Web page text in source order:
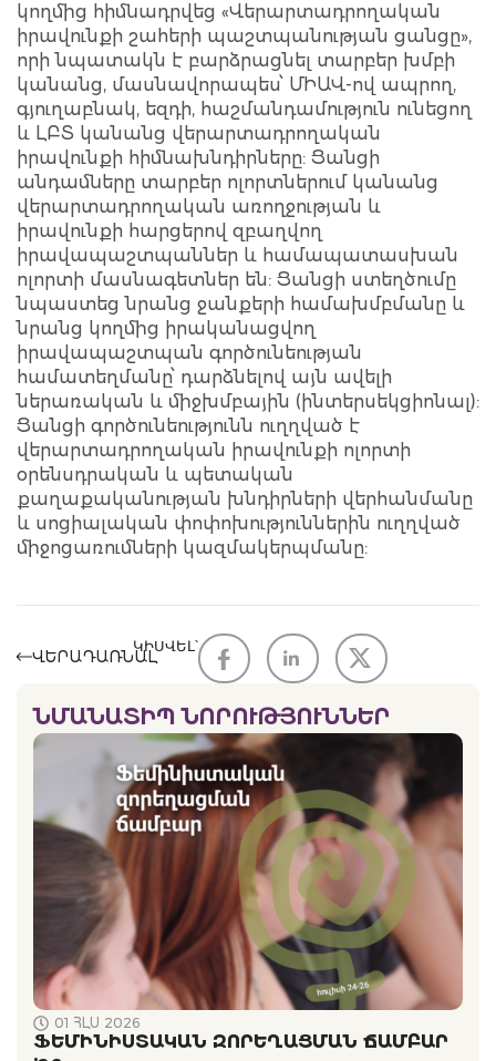
կողմից հիմնադրվեց «Վերարտադրողական
իրավունքի շահերի պաշտպանության ցանցը»,
որի նպատակն է բարձրացնել տարբեր խմբի
կանանց, մասնավորապես՝ ՄԻԱՎ-ով ապրող,
գյուղաբնակ, եզդի, հաշմանդամություն ունեցող
և ԼԲՏ կանանց վերարտադրողական
իրավունքի հիմնախնդիրները: Ցանցի
անդամները տարբեր ոլորտներում կանանց
վերարտադրողական առողջության և
իրավունքի հարցերով զբաղվող
իրավապաշտպաններ և համապատասխան
ոլորտի մասնագետներ են: Ցանցի ստեղծումը
նպաստեց նրանց ջանքերի համախմբմանը և
նրանց կողմից իրականացվող
իրավապաշտպան գործունեության
համատեղմանը՝ դարձնելով այն ավելի
ներառական և միջխմբային (ինտերսեկցիոնալ):
Ցանցի գործունեությունն ուղղված է
վերարտադրողական իրավունքի ոլորտի
օրենսդրական և պետական
քաղաքականության խնդիրների վերհանմանը
և սոցիալական փոփոխություններին ուղղված
միջոցառումների կազմակերպմանը:
ՎԵՐԱԴԱՌՆԱԼ
ԿԻՍՎԵԼ՝
ՆՄԱՆԱՏԻՊ ՆՈՐՈՒԹՅՈՒՆՆԵՐ
01 ՀԼՍ 2026
ՖԵՄԻՆԻՍՏԱԿԱՆ ԶՈՐԵՂԱՑՄԱՆ ՃԱՄԲԱՐ